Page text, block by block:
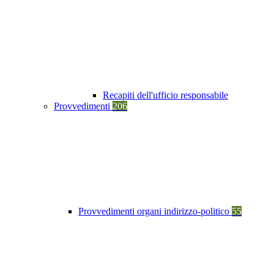
Recapiti dell'ufficio responsabile
Provvedimenti 206
Provvedimenti organi indirizzo-politico 55